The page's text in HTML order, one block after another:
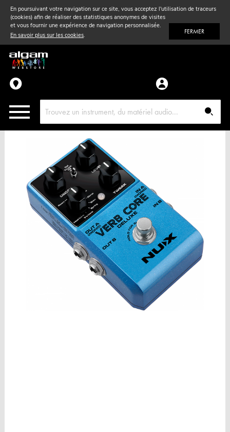
En poursuivant votre navigation sur ce site, vous acceptez l'utilisation de traceurs
(cookies) afin de réaliser des statistiques anonymes de visites
et vous fournir une expérience de navigation personnalisée.
En savoir plus sur les cookies. FERMER
Vent& Violon
Accessoires
Pièces détachées